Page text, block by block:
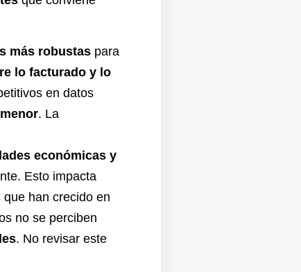
más robustas para
lo facturado y lo
en datos
. La
económicas y
Esto impacta
que han crecido en
no se perciben
. No revisar este